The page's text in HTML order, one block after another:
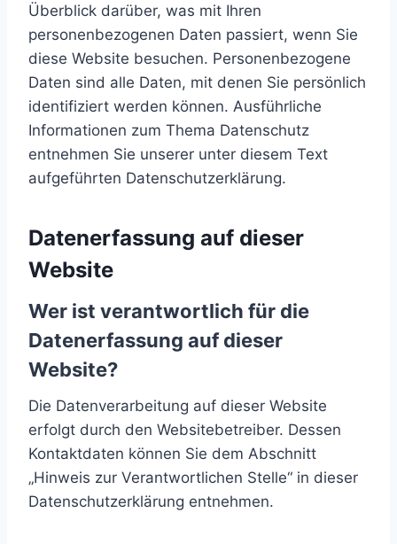
Überblick darüber, was mit Ihren
personenbezogenen Daten passiert, wenn Sie
diese Website besuchen. Personenbezogene
Daten sind alle Daten, mit denen Sie persönlich
identifiziert werden können. Ausführliche
Informationen zum Thema Datenschutz
entnehmen Sie unserer unter diesem Text
aufgeführten Datenschutzerklärung.
Datenerfassung auf dieser
Website
Wer ist verantwortlich für die
Datenerfassung auf dieser
Website?
Die Datenverarbeitung auf dieser Website
erfolgt durch den Websitebetreiber. Dessen
Kontaktdaten können Sie dem Abschnitt
„Hinweis zur Verantwortlichen Stelle“ in dieser
Datenschutzerklärung entnehmen.